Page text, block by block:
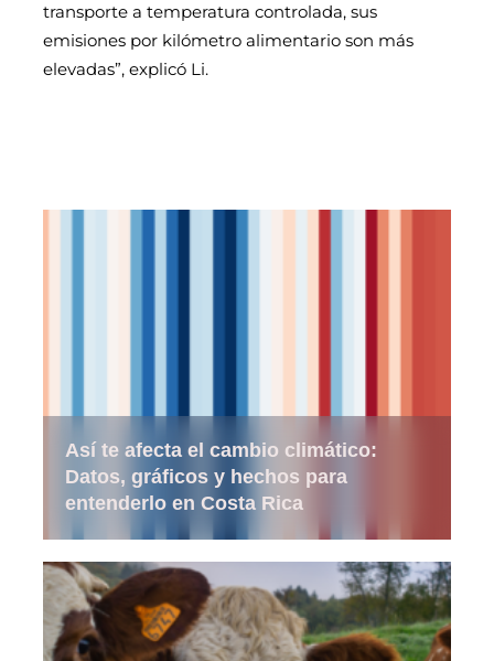
transporte a temperatura controlada, sus
emisiones por kilómetro alimentario son más
elevadas”, explicó Li.
Así te afecta el cambio climático:
Datos, gráficos y hechos para
entenderlo en Costa Rica